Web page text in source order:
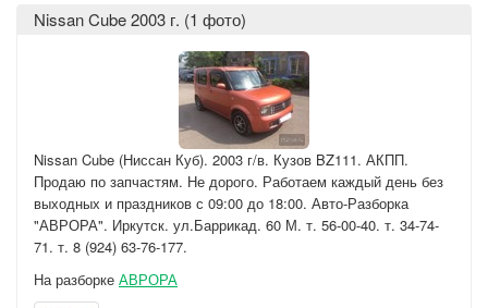
Nissan Cube 2003 г. (1 фото)
Nissan Cube (Ниссан Куб). 2003 г/в. Кузов BZ111. АКПП.
Продаю по запчастям. Не дорого. Работаем каждый день без
выходных и праздников с 09:00 до 18:00. Авто-Разборка
"АВРОРА". Иркутск. ул.Баррикад. 60 М. т. 56-00-40. т. 34-74-
71. т. 8 (924) 63-76-177.
На разборке АВРОРА